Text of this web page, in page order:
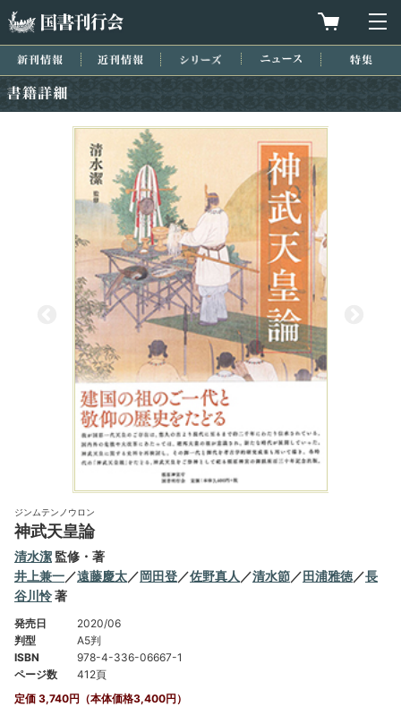
買物カゴを
新刊情報 近刊情報 シリーズ ニュース
ジンムテンノウロン
神武天皇論
清水潔 監修・著
井上兼一／遠藤慶太／岡田登／佐野真人 ／清水節／田浦雅徳／長
谷川怜著
発売日
2020/06
判型
A5判
ISBN
978-4-336-06667-1
ページ数
412頁
定価 3,740円（本体価格3,400円）